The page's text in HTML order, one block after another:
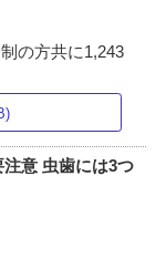
の方共に1,243
意 虫歯には3つ